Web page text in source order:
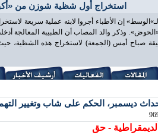
استخراج أول شظية شوزن من
إن الأطباء أجروا لابنه عملية سريعة
وذكر والد المصاب أن الطبيبة المعالجة
صباح أمس (الجمعة) لاستخراج هذه الشظية،
- حق